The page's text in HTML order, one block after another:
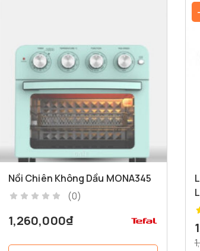
Nồi Chiên Không Dầu MONA345
(0)
1,260,000₫